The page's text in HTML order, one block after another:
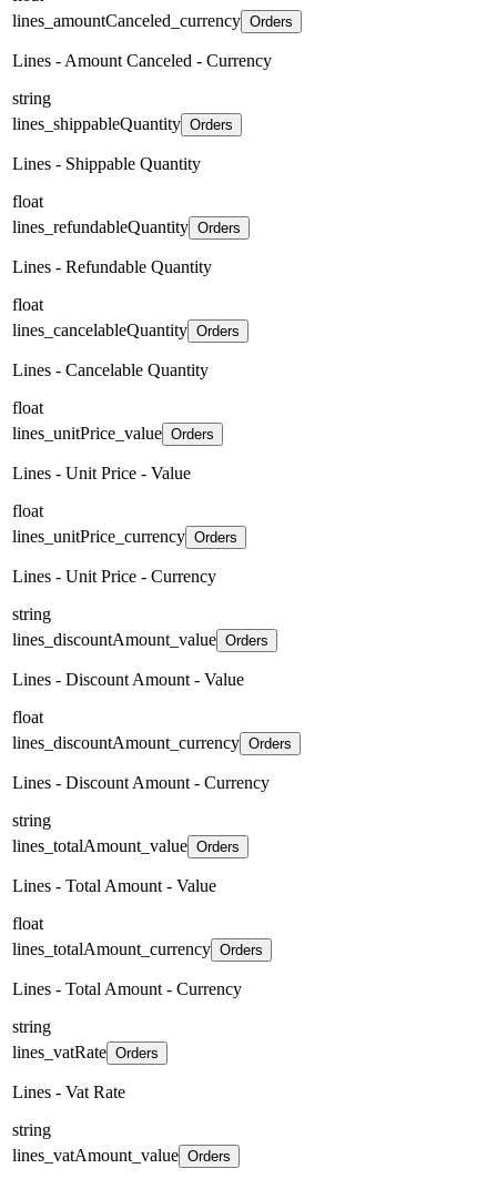
lines_amountCanceled_currency Orders
Lines - Amount Canceled - Currency
string
lines_shippableQuantity Orders
Lines - Shippable Quantity
float
lines_refundableQuantity Orders
Lines - Refundable Quantity
float
lines_cancelableQuantity Orders
Lines - Cancelable Quantity
float
lines_unitPrice_value Orders
Lines - Unit Price - Value
float
lines_unitPrice_currency Orders
Lines - Unit Price - Currency
string
lines_discountAmount_value Orders
Lines - Discount Amount - Value
float
lines_discountAmount_currency Orders
Lines - Discount Amount - Currency
string
lines_totalAmount_value Orders
Lines - Total Amount - Value
float
lines_totalAmount_currency Orders
Lines - Total Amount - Currency
string
lines_vatRate Orders
Lines - Vat Rate
string
lines_vatAmount_value Orders